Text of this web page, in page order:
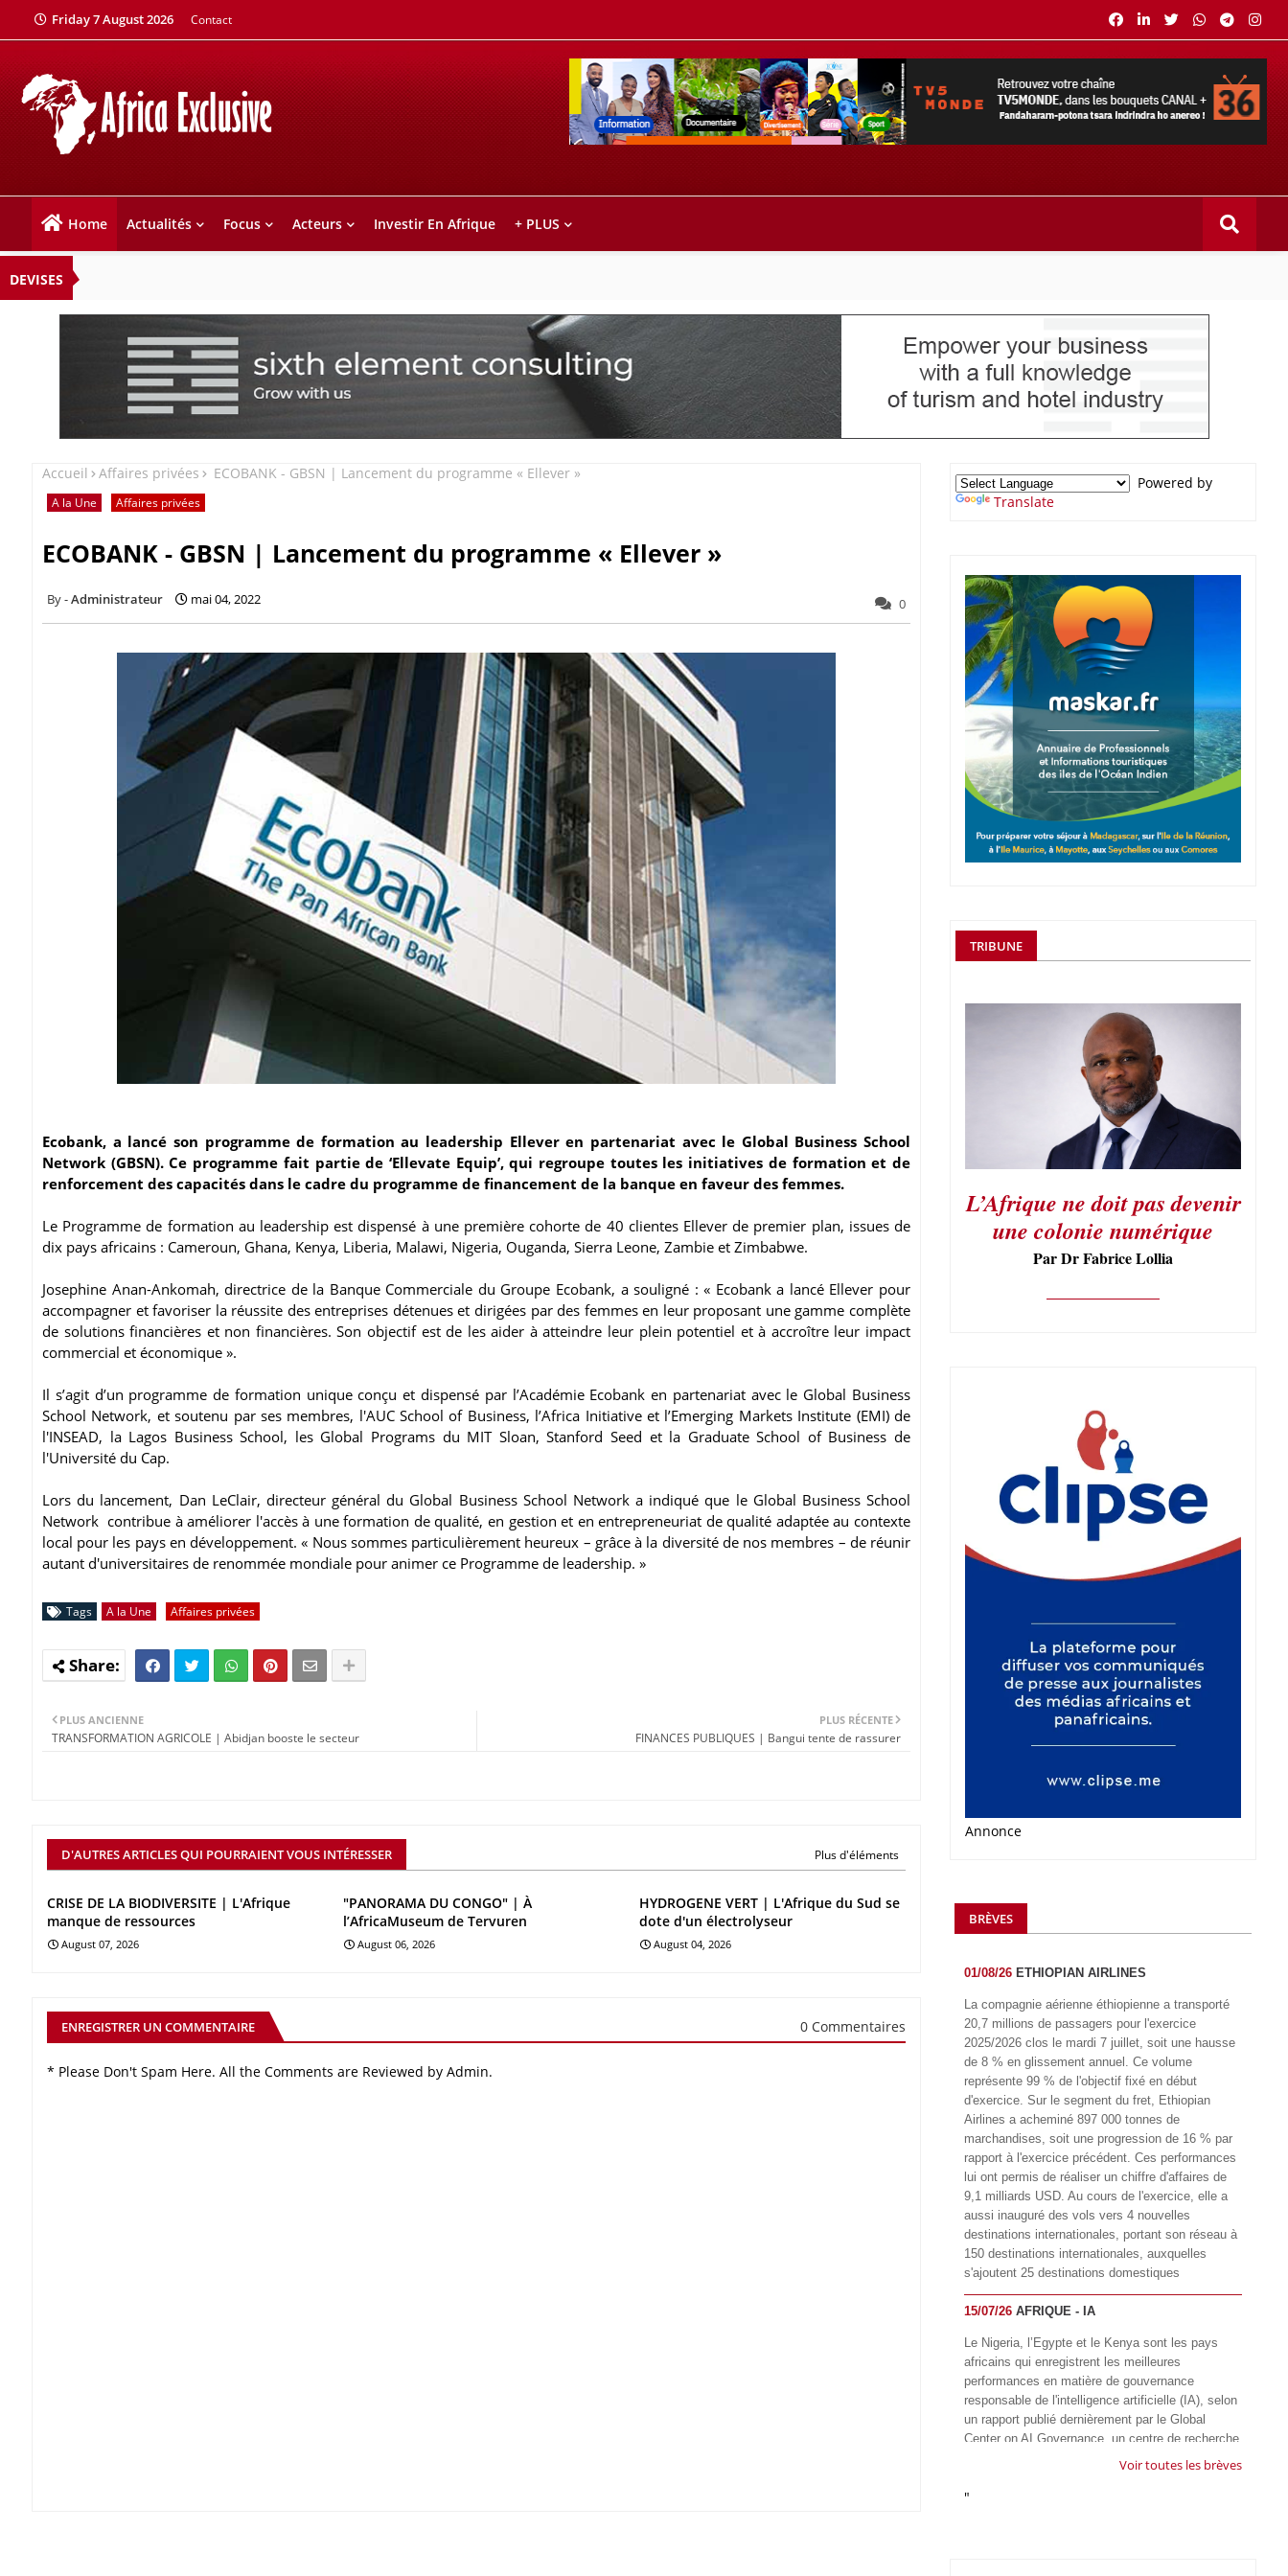
Friday 7 August 2026 Contact
Home Actualités Focus Acteurs Investir En Afrique + PLUS
DEVISES
Accueil Affaires privées ECOBANK - GBSN | Lancement du programme « Ellever »
A la Une Affaires privées
ECOBANK - GBSN | Lancement du programme « Ellever »
Administrateur mai 04, 2022 0
Ecobank, a lancé son programme de formation au leadership Ellever en partenariat avec le Global Business School
Network (GBSN). Ce programme fait partie de ‘Ellevate Equip’, qui regroupe toutes les initiatives de formation et de
renforcement des capacités dans le cadre du programme de financement de la banque en faveur des femmes.
Le Programme de formation au leadership est dispensé à une première cohorte de 40 clientes Ellever de premier plan, issues de
dix pays africains : Cameroun, Ghana, Kenya, Liberia, Malawi, Nigeria, Ouganda, Sierra Leone, Zambie et Zimbabwe.
Josephine Anan-Ankomah, directrice de la Banque Commerciale du Groupe Ecobank, a souligné : « Ecobank a lancé Ellever pour
accompagner et favoriser la réussite des entreprises détenues et dirigées par des femmes en leur proposant une gamme complète
de solutions financières et non financières. Son objectif est de les aider à atteindre leur plein potentiel et à accroître leur impact
commercial et économique ».
Il s’agit d’un programme de formation unique conçu et dispensé par l’Académie Ecobank en partenariat avec le Global Business
School Network, et soutenu par ses membres, l'AUC School of Business, l’Africa Initiative et l’Emerging Markets Institute (EMI) de
l'INSEAD, la Lagos Business School, les Global Programs du MIT Sloan, Stanford Seed et la Graduate School of Business de
l'Université du Cap.
Lors du lancement, Dan LeClair, directeur général du Global Business School Network a indiqué que le Global Business School
Network contribue à améliorer l'accès à une formation de qualité, en gestion et en entrepreneuriat de qualité adaptée au contexte
local pour les pays en développement. « Nous sommes particulièrement heureux – grâce à la diversité de nos membres – de réunir
autant d'universitaires de renommée mondiale pour animer ce Programme de leadership. »
Tags A la Une Affaires privées
PLUS RÉCENTE
FINANCES PUBLIQUES | Bangui tente de rassurer
PLUS ANCIENNE
TRANSFORMATION AGRICOLE | Abidjan booste le secteur
D'AUTRES ARTICLES QUI POURRAIENT VOUS INTÉRESSER Plus d'éléments
CRISE DE LA BIODIVERSITE | L'Afrique
manque de ressources
August 07, 2026
"PANORAMA DU CONGO" | À
l’AfricaMuseum de Tervuren
August 06, 2026
HYDROGENE VERT | L'Afrique du Sud se
dote d'un électrolyseur
August 04, 2026
ENREGISTRER UN COMMENTAIRE 0 Commentaires
* Please Don't Spam Here. All the Comments are Reviewed by Admin.
Powered by
Translate
TRIBUNE
L’Afrique ne doit pas devenir
une colonie numérique
Par Dr Fabrice Lollia
Annonce
BRÈVES
01/08/26 ETHIOPIAN AIRLINES
La compagnie aérienne éthiopienne a transporté
20,7 millions de passagers pour l'exercice
2025/2026 clos le mardi 7 juillet, soit une hausse
de 8 % en glissement annuel. Ce volume
représente 99 % de l'objectif fixé en début
d'exercice. Sur le segment du fret, Ethiopian
Airlines a acheminé 897 000 tonnes de
marchandises, soit une progression de 16 % par
rapport à l'exercice précédent. Ces performances
lui ont permis de réaliser un chiffre d'affaires de
9,1 milliards USD. Au cours de l'exercice, elle a
aussi inauguré des vols vers 4 nouvelles
destinations internationales, portant son réseau à
150 destinations internationales, auxquelles
s'ajoutent 25 destinations domestiques
15/07/26 AFRIQUE - IA
Le Nigeria, l’Egypte et le Kenya sont les pays
africains qui enregistrent les meilleures
performances en matière de gouvernance
responsable de l'intelligence artificielle (IA), selon
un rapport publié dernièrement par le Global
Center on AI Governance, un centre de recherche
basé en Afrique du Sud, qui œuvre à promouvoir
à l'échelle mondiale. Alors que l’IA transforme
Voir toutes les brèves
"